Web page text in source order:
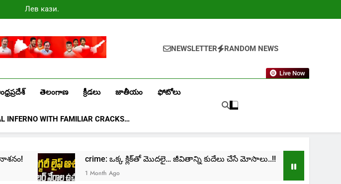
Лев казино
промокоды
NEWSLETTER RANDOM NEWS
Live Now
తెలంగాణ క్రీడలు జాతీయం ఫోటోలు
INFERNO WITH FAMILIAR CRACKS…
crime: ఒక్క క్లిక్‌తో మొదలై… జీవితాన్ని కుదేలు చేసే మోసాలు..!!
1 Month Ago